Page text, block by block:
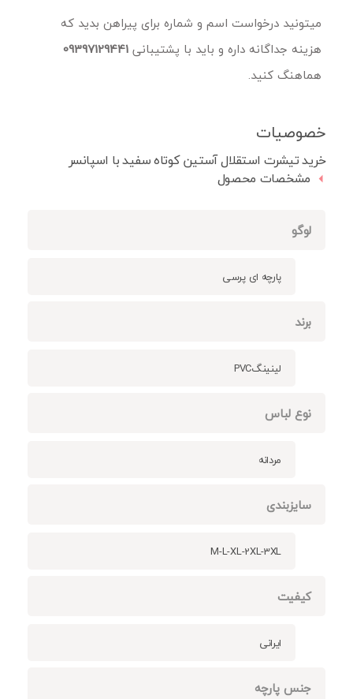
میتونید درخواست اسم و شماره برای پیراهن بدید که
هزینه جداگانه داره و باید با پشتیبانی09397129441
هماهنگ کنید.
خصوصیات
خرید تیشرت استقلال آستین کوتاه سفید با اسپانسر
مشخصات محصول
لوگو
پارچه ای پرسی
برند
لینینگPVC
نوع لباس
مردانه
سایزبندی
M-L-XL-2XL-3XL
کیفیت
ایرانی
جنس پارچه